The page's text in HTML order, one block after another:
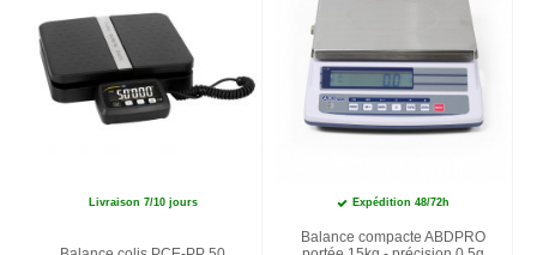
Livraison 7/10 jours Expédition 48/72h
Balance compacte ABDPRO